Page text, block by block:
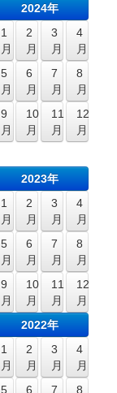
2024年
1
月
2
月
3
月
4
月
5
月
6
月
7
月
8
月
9
月
10
月
11
月
12
月
2023年
1
月
2
月
3
月
4
月
5
月
6
月
7
月
8
月
9
月
10
月
11
月
12
月
2022年
1
月
2
月
3
月
4
月
5
6
7
8